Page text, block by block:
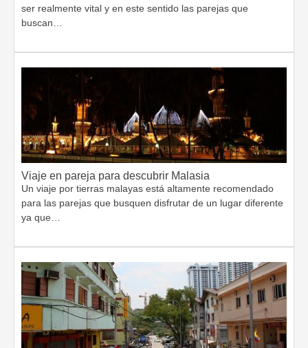
ser realmente vital y en este sentido las parejas que
buscan…
Viaje en pareja para descubrir Malasia
Un viaje por tierras malayas está altamente recomendado
para las parejas que busquen disfrutar de un lugar diferente
ya que…